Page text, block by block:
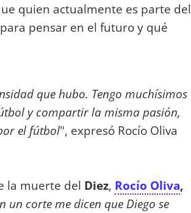
quien actualmente es parte del
pensar en el futuro y qué
que hubo. Tengo muchísimos
y compartir la misma pasión,
el fútbol", expresó Rocío Oliva
la muerte del Diez, Rocío Oliva,
un corte me dicen que Diego se